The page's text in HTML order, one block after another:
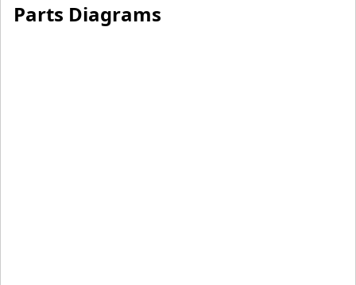
Parts Diagrams